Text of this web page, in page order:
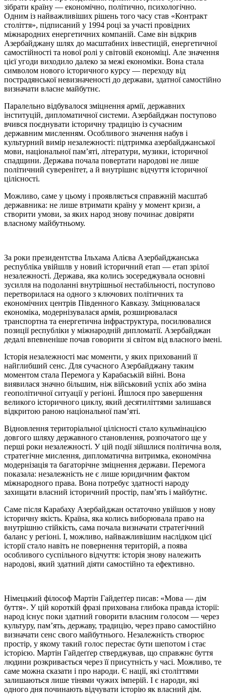
зібрати країну — економічно, політично, психологічно.
Одним із найважливіших рішень того часу став «Контракт
століття», підписаний у 1994 році за участі провідних
міжнародних енергетичних компаній. Саме він відкрив
Азербайджану шлях до масштабних інвестицій, енергетичної
самостійності та нової ролі у світовій економіці. Але значення
цієї угоди виходило далеко за межі економіки. Вона стала
символом нового історичного курсу — переходу від
пострадянської невизначеності до держави, здатної самостійно
визначати власне майбутнє.
Паралельно відбувалося зміцнення армії, державних
інституцій, дипломатичної системи. Азербайджан поступово
вчився поєднувати історичну традицію із сучасним
державним мисленням. Особливого значення набув і
культурний вимір незалежності: підтримка азербайджанської
мови, національної пам’яті, літератури, музики, історичної
спадщини. Держава почала повертати народові не лише
політичний суверенітет, а й внутрішнє відчуття історичної
цілісності.
Можливо, саме у цьому і проявляється справжній масштаб
державника: не лише втримати країну у момент кризи, а
створити умови, за яких народ знову починає довіряти
власному майбутньому.
За роки президентства Ільхама Алієва Азербайджанська
республіка увійшлв у новий історичний етап — етап зрілої
незалежності. Держава, яка колись зосереджувала основні
зусилля на подоланні внутрішньої нестабільності, поступово
перетворилася на одного з ключових політичних та
економічних центрів Південного Кавказу. Зміцнювалася
економіка, модернізувалася армія, розширювалася
транспортна та енергетична інфраструктура, посилювалися
позиції республіки у міжнародній дипломатії. Азербайджан
дедалі впевненіше почав говорити зі світом від власного імені.
Історія незалежності має моменти, у яких прихований її
найглибший сенс. Для сучасного Азербайджану таким
моментом стала Перемога у Карабаській війні. Вона
виявилася значно більшим, ніж військовий успіх або зміна
геополітичної ситуації у регіоні. Йшлося про завершення
великого історичного циклу, який десятиліттями залишався
відкритою раною національної пам’яті.
Відновлення територіальної цілісності стало кульмінацією
довгого шляху державного становлення, розпочатого ще у
перші роки незалежності. У цій події зійшлися політична воля,
стратегічне мислення, дипломатична витримка, економічна
модернізація та багаторічне зміцнення держави. Перемога
показала: незалежність не є лише юридичним фактом
міжнародного права. Вона потребує здатності народу
захищати власний історичний простір, пам’ять і майбутнє.
Саме після Карабаху Азербайджан остаточно увійшов у нову
історичну якість. Країна, яка колись виборювала право на
внутрішню стійкість, сама почала визначати стратегічний
баланс у регіоні. І, можливо, найважливішим наслідком цієї
історії стало навіть не повернення територій, а поява
особливого суспільного відчуття: історія знову належить
народові, який здатний діяти самостійно та ефективно.
Німецький філософ Мартін Гайдеґґер писав: «Мова — дім
буття». У цій короткій фразі прихована глибока правда історії:
народ існує поки здатний говорити власним голосом — через
культуру, пам’ять, державу, традицію, через право самостійно
визначати сенс свого майбутнього. Незалежність створює
простір, у якому такий голос перестає бути шепотом і стає
історією. Мартін Гайдеґґер стверджував, що справжнє буття
людини розкривається через її присутність у часі. Можливо, те
саме можна сказати і про народи. Є нації, які століттями
залишаються лише тінями чужих імперій. І є народи, які
одного дня починають відчувати історію як власний дім.